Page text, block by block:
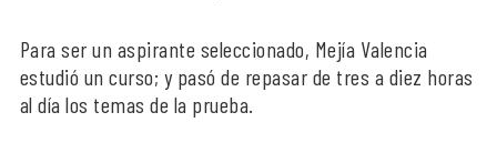
Para ser un aspirante seleccionado, Mejía Valencia
estudió un curso; y pasó de repasar de tres a diez horas
al día los temas de la prueba.